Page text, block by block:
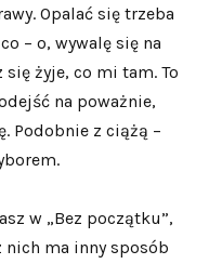
Opalać się trzeba
– o, wywalę się na
żyje, co mi tam. To
na poważnie,
Podobnie z ciążą –
w „Bez początku”,
nich ma inny sposób